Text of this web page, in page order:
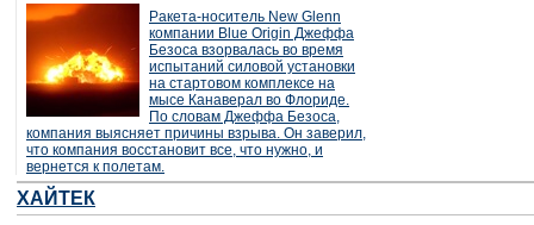
Ракета-носитель New Glenn
компании Blue Origin Джеффа
Безоса взорвалась во время
испытаний силовой установки
на стартовом комплексе на
мысе Канаверал во Флориде.
По словам Джеффа Безоса,
компания выясняет причины взрыва. Он заверил,
что компания восстановит все, что нужно, и
вернется к полетам.
ХАЙТЕК